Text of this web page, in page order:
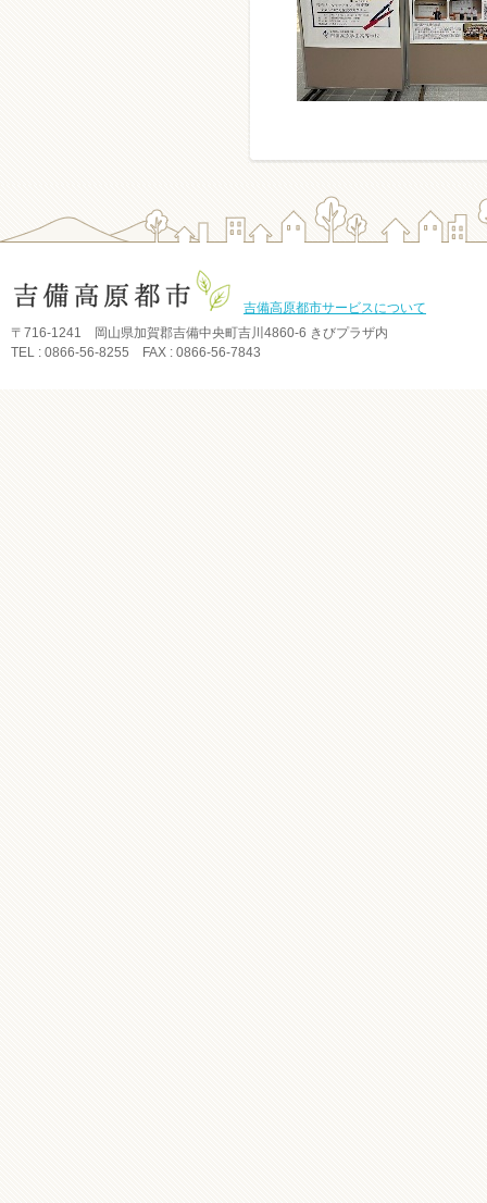
吉備高原都市サービスについて
〒716-1241 岡山県加賀郡吉備中央町吉川4860-6 きびプラザ内
TEL : 0866-56-8255 FAX : 0866-56-7843